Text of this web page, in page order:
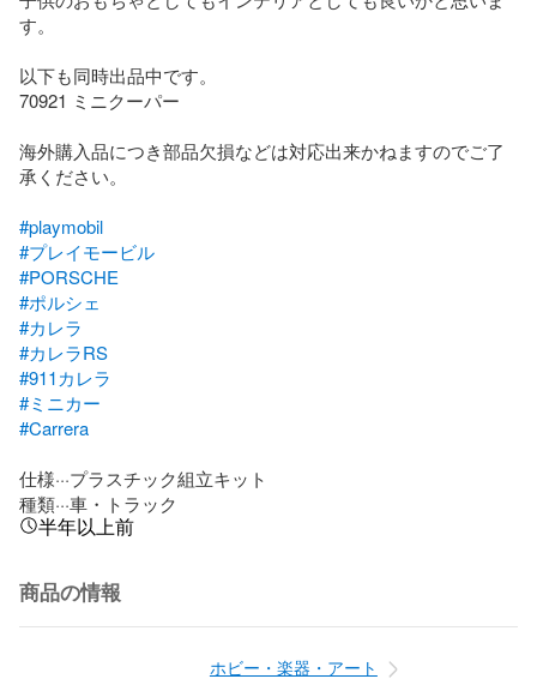
す。
以下も同時出品中です。
70921 ミニクーパー
海外購入品につき部品欠損などは対応出来かねますのでご了
承ください。
#playmobil
#プレイモービル
#PORSCHE
#ポルシェ
#カレラ
#カレラRS
#911カレラ
#ミニカー
#Carrera
仕様···プラスチック組立キット
種類···車・トラック
半年以上前
商品の情報
ホビー・楽器・アート